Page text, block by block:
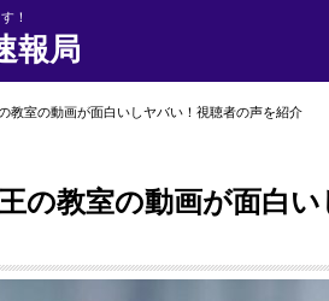
！
報局
教室の動画が面白いしヤバい！視聴者の声を紹介
の教室の動画が面白